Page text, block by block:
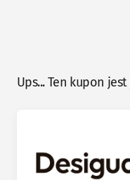
Ups... Ten kupon